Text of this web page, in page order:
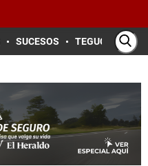
SUCESOS TEGUCIGALPA